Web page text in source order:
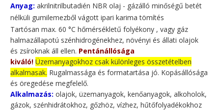
Anyag:akrilnitrilbutadién NBR olaj - gázálló minőségű betét
nélküli gumilemezből vágott ipari karima tömítés
Tartósan max. 60 °C hőmérsékletű folyékony , vagy gáz
halmazállapotú szénhidrogénekhez, növényi és állati olajok
és zsíroknak áll ellen. Pentánállósága
kiváló! Üzemanyagokhoz csak különleges összetételben
alkalmasak. Rugalmassága és formatartása jó. Kopásállósága
és öregedése megfelelő.
Alkalmazás: olajok, üzemanyagok, kenőanyagok, alkoholok,
gázok, szénhidrátokhoz, gőzhöz, vízhez, hűtőfolyadékokhoz